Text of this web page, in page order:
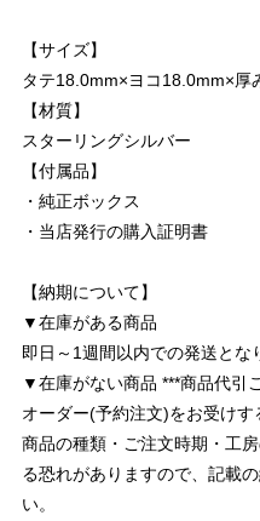
【サイズ】
タテ18.0mm×ヨコ18.0mm×厚
【材質】
スターリングシルバー
【付属品】
・純正ボックス
・当店発行の購入証明書
【納期について】
▼在庫がある商品
即日～1週間以内での発送とな
▼在庫がない商品 ***商品代引
オーダー(予約注文)をお受けす
商品の種類・ご注文時期・工
る恐れがありますので、記載
い。